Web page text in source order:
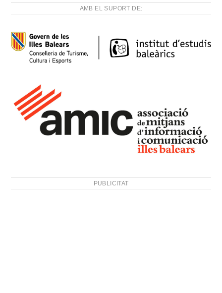
AMB EL SUPORT DE:
PUBLICITAT